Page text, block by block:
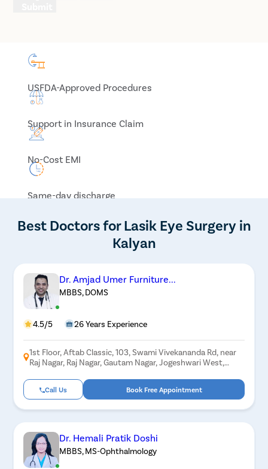
USFDA-Approved Procedures
Support in Insurance Claim
No-Cost EMI
Same-day discharge
Best Doctors for Lasik Eye Surgery in
Kalyan
Dr. Amjad Umer Furniture...
MBBS, DOMS
4.5/5 26 Years Experience
1st Floor, Aftab Classic, 103, Swami Vivekananda Rd, near
Raj Nagar, Raj Nagar, Gautam Nagar, Jogeshwari West,
Call Us Book Free Appointment
Dr. Hemali Pratik Doshi
MBBS, MS-Ophthalmology